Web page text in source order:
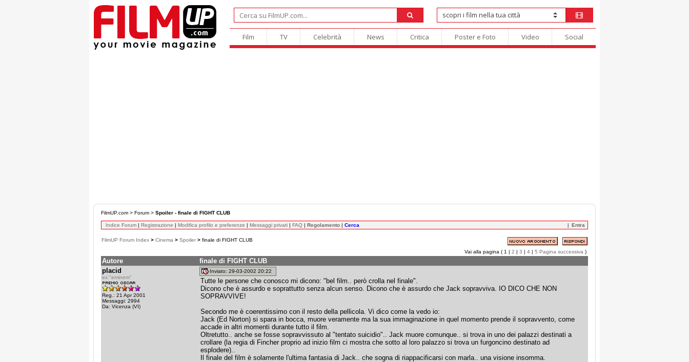
Film TV Celebrità News Critica Poster e Foto Video Social
FilmUP.com > Forum > Spoiler - finale di FIGHT CLUB
Indice Forum | Registrazione | Modifica profilo e preferenze | Messaggi privati | FAQ | Regolamento | Cerca Entra
FilmUP Forum Index > Cinema > Spoiler > finale di FIGHT CLUB
Vai alla pagina ( 1 | 2 | 3 | 4 | 5 Pagina successiva )
Autore
finale di FIGHT CLUB
placid
ex "eminem"
Reg.: 21 Apr 2001
Messaggi: 2994
Da: Vicenza (VI)
Inviato: 29-03-2002 20:22
Tutte le persone che conosco mi dicono: "bel film.. però crolla nel finale".
Dicono che è assurdo e soprattutto senza alcun senso. Dicono che è assurdo che Jack sopravviva. IO DICO CHE NON
SOPRAVVIVE!
Secondo me è coerentissimo con il resto della pellicola. Vi dico come la vedo io:
Jack (Ed Norton) si spara in bocca, muore veramente ma la sua immaginazione in quel momento prende il sopravvento, come
accade in altri momenti durante tutto il film.
Oltretutto.. anche se fosse sopravvissuto al "tentato suicidio".. Jack muore comunque.. si trova in uno dei palazzi destinati a
crollare (la regia di Fincher proprio ad inizio film ci mostra che sotto al loro palazzo si trova un furgoncino destinato ad
esplodere)..
Il finale del film è solamente l'ultima fantasia di Jack.. che sogna di riappacificarsi con marla.. una visione insomma.